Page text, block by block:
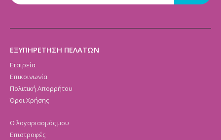
ΕΞΥΠΗΡΕΤΗΣΗ ΠΕΛΑΤΩΝ
Εταιρεία
Επικοινωνία
Πολιτική Απορρήτου
Όροι Χρήσης
Ο λογαριασμός μου
Επιστροφές